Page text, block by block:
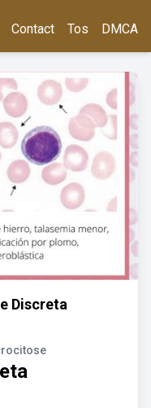
Contact Tos DMCA
Discreta